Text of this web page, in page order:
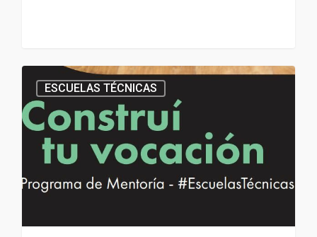
ESCUELAS TÉCNICAS